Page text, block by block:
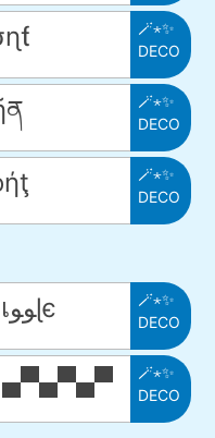
🪄⋆✨
DECO
🪄⋆✨
DECO
🪄⋆✨
DECO
(≧◡≦) ♡ รợยเﻮﻮɭє
🪄⋆✨
DECO
▄▀▄▀▄▀
🪄⋆✨
DECO